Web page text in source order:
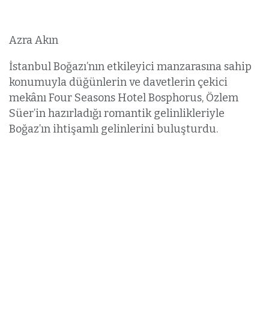
Azra Akın
İstanbul Boğazı’nın etkileyici manzarasına sahip
konumuyla düğünlerin ve davetlerin çekici
mekânı Four Seasons Hotel Bosphorus, Özlem
Süer’in hazırladığı romantik gelinlikleriyle
Boğaz’ın ihtişamlı gelinlerini buluşturdu.